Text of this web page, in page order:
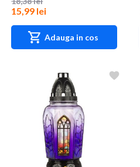
15,99 lei
Adauga in cos